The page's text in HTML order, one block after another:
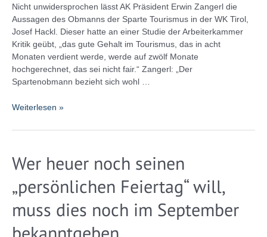
Nicht unwidersprochen lässt AK Präsident Erwin Zangerl die
Aussagen des Obmanns der Sparte Tourismus in der WK Tirol,
Josef Hackl. Dieser hatte an einer Studie der Arbeiterkammer
Kritik geübt, „das gute Gehalt im Tourismus, das in acht
Monaten verdient werde, werde auf zwölf Monate
hochgerechnet, das sei nicht fair.“ Zangerl: „Der
Spartenobmann bezieht sich wohl …
Auch
Arbeiterkammer
mehr
Qualitätstourismus,
vor
allem
bei
Vollzeit,
Arbeitszeiten
Weiterlesen »
Wer heuer noch seinen
„persönlichen Feiertag“ will,
muss dies noch im September